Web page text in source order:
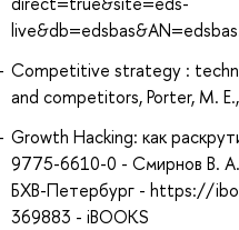
Competitive strategy :
and competitors, Porter, M.
Growth Hacking: как
9775-6610-0 - Смирнов В.
БХВ-Петербург - https://
369883 - iBOOKS